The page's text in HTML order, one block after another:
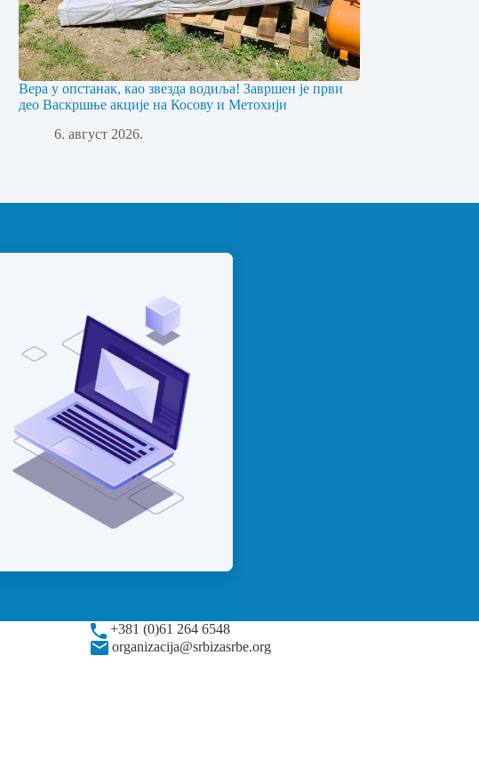
Вера у опстанак, као звезда водиља! Завршен је први
део Васкршње акције на Косову и Метохији
6. август 2026.
+381 (0)61 264 6548
organizacija@srbizasrbe.org